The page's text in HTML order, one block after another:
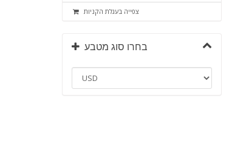
צפייה בעגלת הקניות
בחרו סוג מטבע